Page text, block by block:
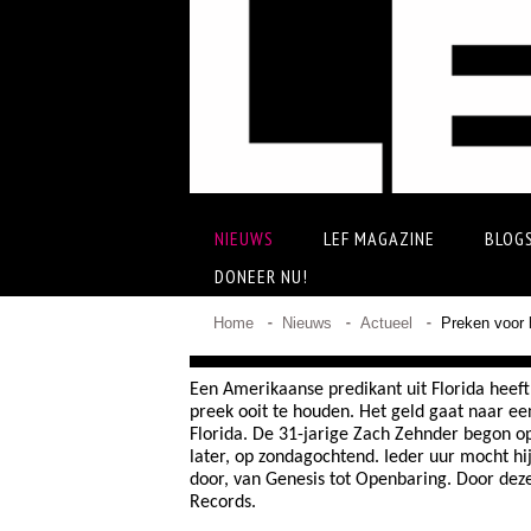
NIEUWS LEF MAGAZINE BLOGS
DONEER NU!
Home Nieuws Actueel Preken voor
Een Amerikaanse predikant uit Florida
preek ooit te houden. Het geld gaat naar
Florida. De 31-jarige Zach Zehnder begon
later, op zondagochtend. Ieder uur mocht
door, van Genesis tot Openbaring. Door
Records.